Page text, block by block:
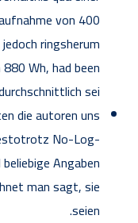
von 400
ringsherum
Wh, had been
sei.
die autoren uns
No-Log-
Angaben
man sagt, sie
seien.